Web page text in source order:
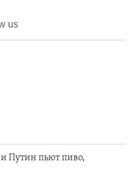
us
Путин пьют пиво,